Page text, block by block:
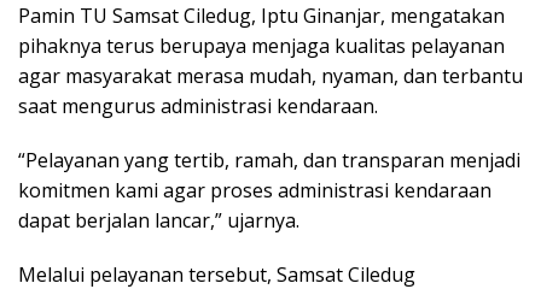
Pamin TU Samsat Ciledug, Iptu Ginanjar, mengatakan
pihaknya terus berupaya menjaga kualitas pelayanan
agar masyarakat merasa mudah, nyaman, dan terbantu
saat mengurus administrasi kendaraan.
“Pelayanan yang tertib, ramah, dan transparan menjadi
komitmen kami agar proses administrasi kendaraan
dapat berjalan lancar,” ujarnya.
Melalui pelayanan tersebut, Samsat Ciledug